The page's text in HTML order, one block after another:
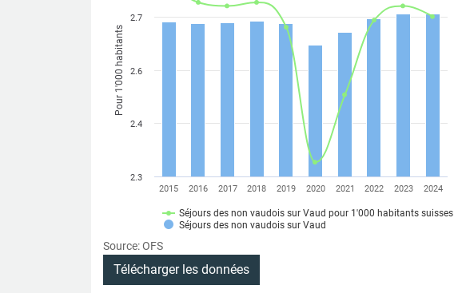
Pour 1'000 habitants
Séjours des non vaudois sur Vaud pour 1'000 habitants suisses
Séjours des non vaudois sur Vaud
2015 2016 2017 2018 2019 2020 2021 2022 2023 2024
2.4
2.7
2.3
2.6
Source: OFS
Télécharger les données